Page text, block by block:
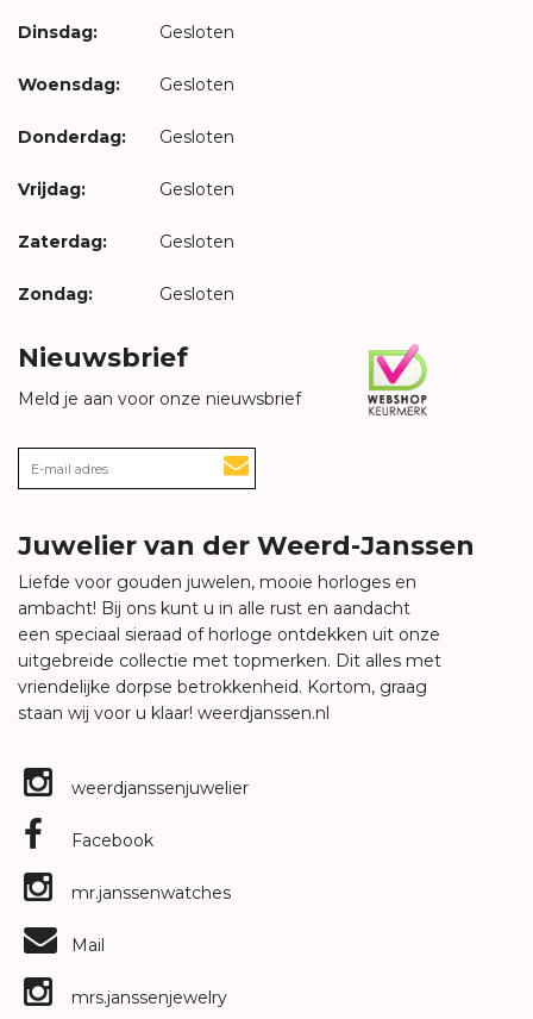
Dinsdag: Gesloten
Woensdag: Gesloten
Donderdag: Gesloten
Vrijdag: Gesloten
Zaterdag: Gesloten
Zondag: Gesloten
Nieuwsbrief
Meld je aan voor onze nieuwsbrief
Juwelier van der Weerd-Janssen
Liefde voor gouden juwelen, mooie horloges en
ambacht! Bij ons kunt u in alle rust en aandacht
een speciaal sieraad of horloge ontdekken uit onze
uitgebreide collectie met topmerken. Dit alles met
vriendelijke dorpse betrokkenheid. Kortom, graag
staan wij voor u klaar! weerdjanssen.nl
weerdjanssenjuwelier
Facebook
mr.janssenwatches
Mail
mrs.janssenjewelry